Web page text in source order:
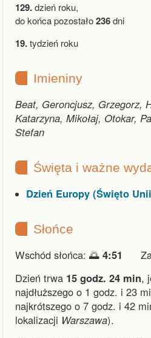
129.dzień roku,
do końca pozostało236dni
19.tydzień roku
Imieniny
Beat, Geroncjusz, Grzegorz,
Katarzyna, Mikołaj, Otokar,
Stefan
Święta i ważne
Dzień Europy (Święto
Słońce
Wschód słońca: 🌅 4:51
Dzień trwa 15 godz. 24 min,
najdłuższego o 1 godz. i 23
najkrótszego o 7 godz. i 42
lokalizacji Warszawa).